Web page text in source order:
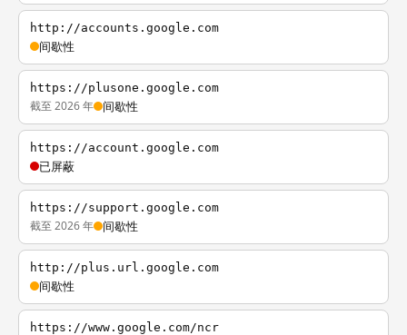
http://accounts.google.com
间歇性
https://plusone.google.com
截至 2026 年 间歇性
https://account.google.com
已屏蔽
https://support.google.com
截至 2026 年 间歇性
http://plus.url.google.com
间歇性
https://www.google.com/ncr